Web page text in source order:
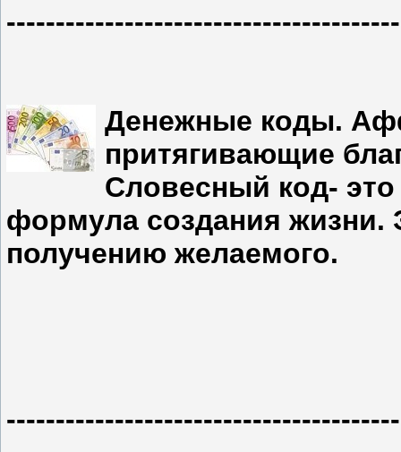
Денежные коды.
притягивающие
Словесный код-
формула создания жизни.
получению желаемого.